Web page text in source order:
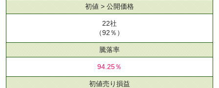
初値 > 公開価格
22社
（92％）
騰落率
94.25％
初値売り損益